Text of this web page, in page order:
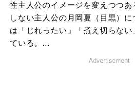
性主人公のイメージを変えつつあ
しない主人公の月岡夏（目黒）
は「じれったい」「煮え切らない
ている。...
Advertisement